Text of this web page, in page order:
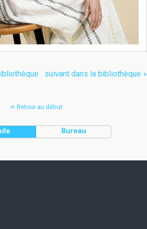
suivant dans la bibliothèque »
Retour au début
Bureau